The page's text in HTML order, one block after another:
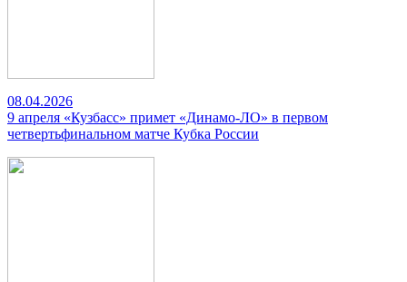
08.04.2026
9 апреля «Кузбасс» примет «Динамо-ЛО» в первом
четвертьфинальном матче Кубка России